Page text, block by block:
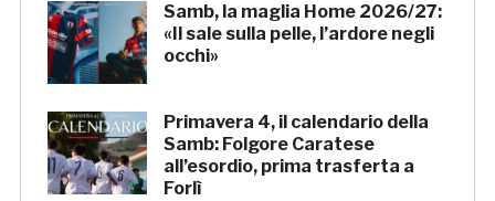
Samb, la maglia Home 2026/27:
«Il sale sulla pelle, l’ardore negli
occhi»
Primavera 4, il calendario della
Samb: Folgore Caratese
all’esordio, prima trasferta a
Forlì